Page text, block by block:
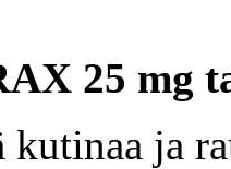
25 mg
kutinaa ja